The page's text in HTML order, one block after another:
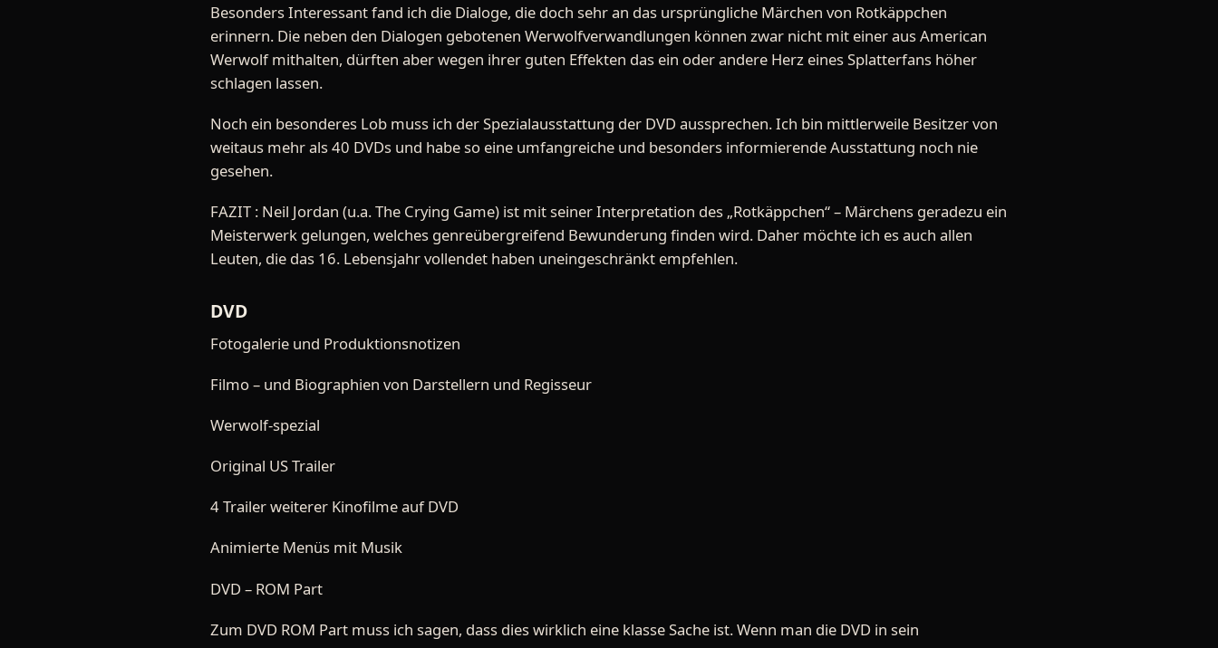
Besonders Interessant fand ich die Dialoge, die doch sehr an das ursprüngliche Märchen von Rotkäppchen
erinnern. Die neben den Dialogen gebotenen Werwolfverwandlungen können zwar nicht mit einer aus American
Werwolf mithalten, dürften aber wegen ihrer guten Effekten das ein oder andere Herz eines Splatterfans höher
schlagen lassen.
Noch ein besonderes Lob muss ich der Spezialausstattung der DVD aussprechen. Ich bin mittlerweile Besitzer von
weitaus mehr als 40 DVDs und habe so eine umfangreiche und besonders informierende Ausstattung noch nie
gesehen.
FAZIT : Neil Jordan (u.a. The Crying Game) ist mit seiner Interpretation des „Rotkäppchen“ – Märchens geradezu ein
Meisterwerk gelungen, welches genreübergreifend Bewunderung finden wird. Daher möchte ich es auch allen
Leuten, die das 16. Lebensjahr vollendet haben uneingeschränkt empfehlen.
DVD
Fotogalerie und Produktionsnotizen
Filmo – und Biographien von Darstellern und Regisseur
Werwolf-spezial
Original US Trailer
4 Trailer weiterer Kinofilme auf DVD
Animierte Menüs mit Musik
DVD – ROM Part
Zum DVD ROM Part muss ich sagen, dass dies wirklich eine klasse Sache ist. Wenn man die DVD in sein